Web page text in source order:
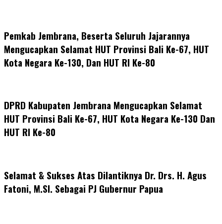
Pemkab Jembrana, Beserta Seluruh Jajarannya
Mengucapkan Selamat HUT Provinsi Bali Ke-67, HUT
Kota Negara Ke-130, Dan HUT RI Ke-80
DPRD Kabupaten Jembrana Mengucapkan Selamat
HUT Provinsi Bali Ke-67, HUT Kota Negara Ke-130 Dan
HUT RI Ke-80
Selamat & Sukses Atas Dilantiknya Dr. Drs. H. Agus
Fatoni, M.SI. Sebagai PJ Gubernur Papua